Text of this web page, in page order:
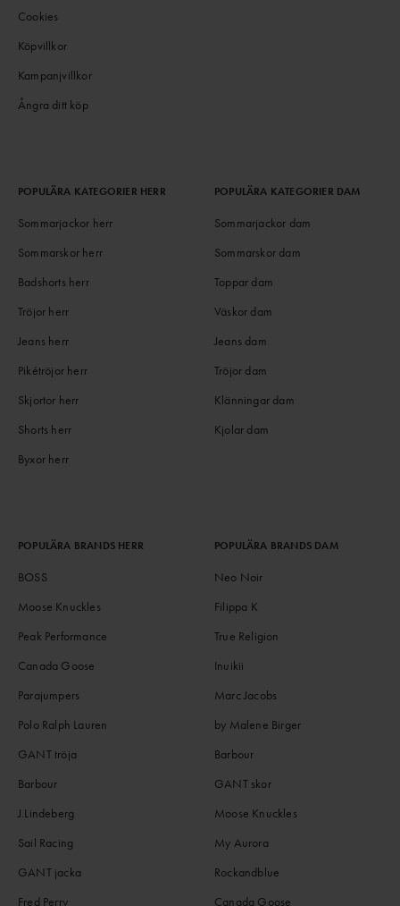
Cookies
Köpvillkor
Kampanjvillkor
Ångra ditt köp
POPULÄRA KATEGORIER HERR
Sommarjackor herr
Sommarskor herr
Badshorts herr
Tröjor herr
Jeans herr
Pikétröjor herr
Skjortor herr
Shorts herr
Byxor herr
POPULÄRA KATEGORIER DAM
Sommarjackor dam
Sommarskor dam
Toppar dam
Väskor dam
Jeans dam
Tröjor dam
Klänningar dam
Kjolar dam
POPULÄRA BRANDS HERR
BOSS
Moose Knuckles
Peak Performance
Canada Goose
Parajumpers
Polo Ralph Lauren
GANT tröja
Barbour
J.Lindeberg
Sail Racing
GANT jacka
Fred Perry
POPULÄRA BRANDS DAM
Neo Noir
Filippa K
True Religion
Inuikii
Marc Jacobs
by Malene Birger
Barbour
GANT skor
Moose Knuckles
My Aurora
Rockandblue
Canada Goose